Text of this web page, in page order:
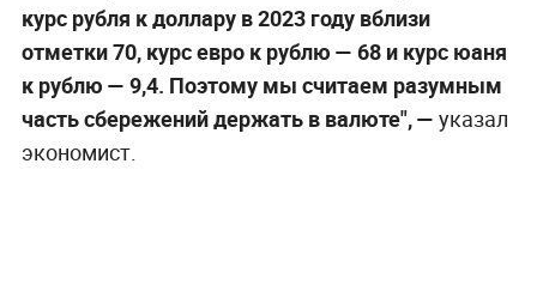
курс рубля к доллару в 2023 году вблизи
отметки 70, курс евро к рублю — 68 и курс юаня
к рублю — 9,4. Поэтому мы считаем разумным
часть сбережений держать в валюте", — указал
экономист.